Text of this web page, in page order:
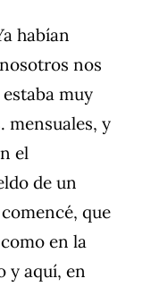
habían
nos
muy
mensuales, y
el
de un
que
en la
y aquí, en